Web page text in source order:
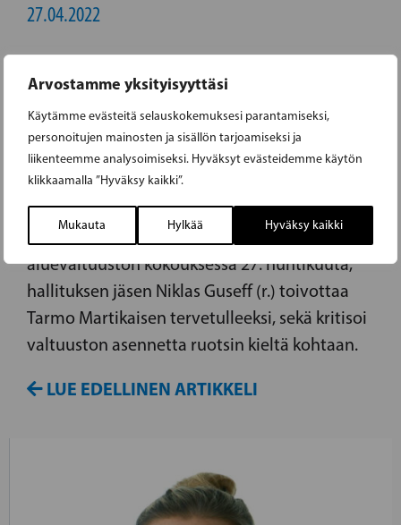
Arvostamme yksityisyyttäsi
Käytämme evästeitä selauskokemuksesi parantamiseksi,
personoitujen mainosten ja sisällön tarjoamiseksi ja
liikenteemme analysoimiseksi. Hyväksyt evästeidemme käytön
klikkaamalla ”Hyväksy kaikki”.
Mukauta Hylkää Hyväksy kaikki
27.04.2022
HYVINVOINTIALUEEN UUDEN JOHTAJAN
TERVETULLEEKSI – KRITISOI
KUITENKIN VALTUUSTON ASENNETTA
RUOTSIN KIELTÄ KOHTAAN
Pidetyssä puheessaan Varsinais-Suomen
aluevaltuuston kokouksessa 27. huhtikuuta,
hallituksen jäsen Niklas Guseff (r.) toivottaa
Tarmo Martikaisen tervetulleeksi, sekä kritisoi
valtuuston asennetta ruotsin kieltä kohtaan.
LUE EDELLINEN ARTIKKELI